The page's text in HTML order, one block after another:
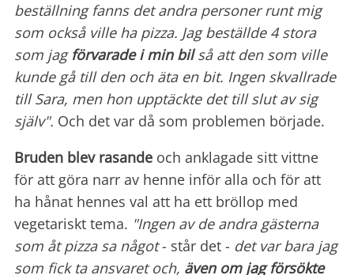
beställning fanns det andra personer runt mig
som också ville ha pizza. Jag beställde 4 stora
som jag förvarade i min bilså att den som ville
kunde gå till den och äta en bit. Ingen skvallrade
till Sara, men hon upptäckte det till slut av sig
själv". Och det var då som problemen började.
Bruden blev rasande och anklagade sitt vittne
för att göra narr av henne inför alla och för att
ha hånat hennes val att ha ett bröllop med
vegetariskt tema. "Ingen av de andra gästerna
som åt pizza sa något- står det - det var bara jag
som fick ta ansvaret och, även om jag försökte